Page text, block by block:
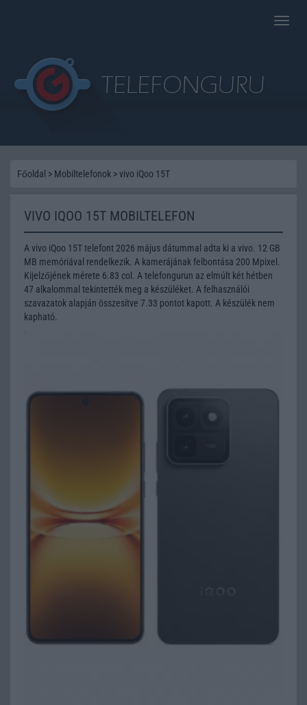
Toggle
Főoldal > Mobiltelefonok >vivo iQoo 15T
VIVO IQOO 15T MOBILTELEFON
A vivo iQoo 15T telefont 2026 május dátummal adta ki a vivo. 12 GB
MB memóriával rendelkezik. A kamerájának felbontása 200 Mpixel.
Kijelzőjének mérete 6.83 col. A telefongurun az elmúlt két hétben
47 alkalommal tekintették meg a készüléket. A felhasználói
szavazatok alapján összesítve 7.33 pontot kapott. A készülék nem
kapható.